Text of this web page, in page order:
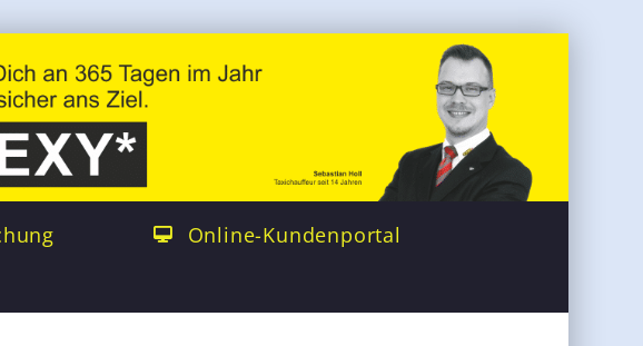
Online-Kundenportal